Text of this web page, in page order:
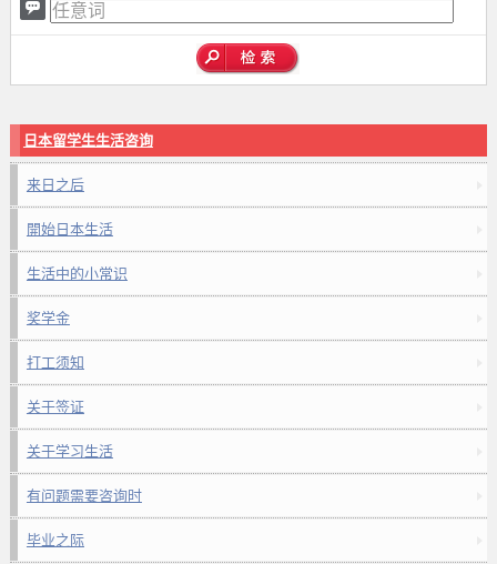
日本留学生生活咨询
来日之后
開始日本生活
生活中的小常识
奖学金
打工须知
关于签证
关于学习生活
有问题需要咨询时
毕业之际